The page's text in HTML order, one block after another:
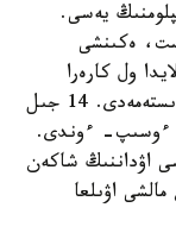
يەسى.
ەكىنشى
ول كارەرا
قۋعان جوق. ەكى ماماندىق بويىنشا جۇمىس ىستەمەدى. 14 جىل
ءوسىپ- ءوندى.
اۋداننىڭ شاكەن
اۋىلعا